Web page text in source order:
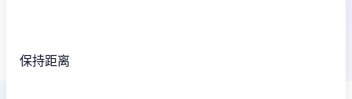
保持距离